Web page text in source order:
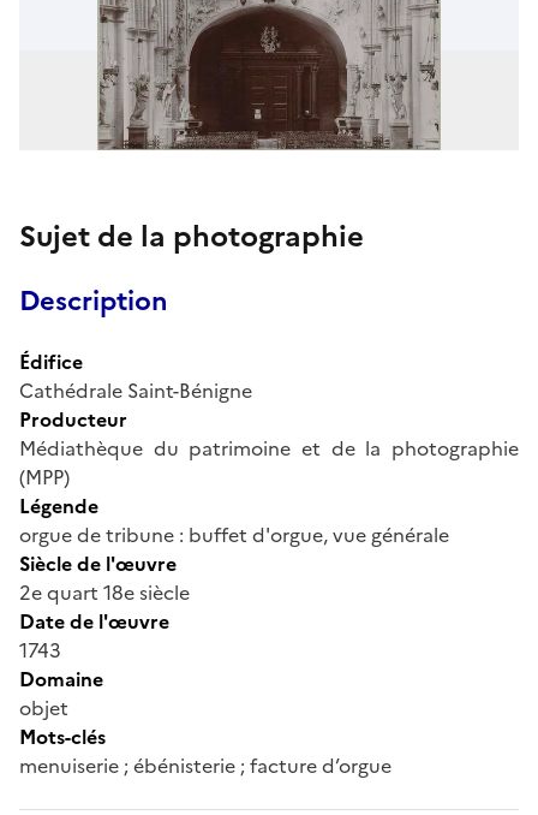
Sujet de la photographie
Description
Édifice
Cathédrale Saint-Bénigne
Producteur
Médiathèque du patrimoine et de la photographie
(MPP)
Légende
orgue de tribune : buffet d'orgue, vue générale
Siècle de l'œuvre
2e quart 18e siècle
Date de l'œuvre
1743
Domaine
objet
Mots-clés
menuiserie ; ébénisterie ; facture d’orgue